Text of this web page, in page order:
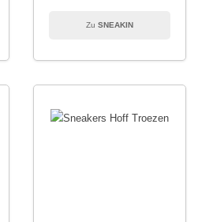
SNEAKIN